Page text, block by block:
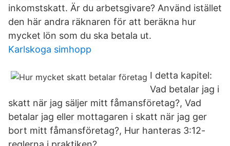
inkomstskatt. Är du arbetsgivare? Använd istället
den här andra räknaren för att beräkna hur
mycket lön som du ska betala ut.
Karlskoga simhopp
I detta kapitel:
Vad betalar jag i
skatt när jag säljer mitt fåmansföretag?, Vad
betalar jag eller mottagaren i skatt när jag ger
bort mitt fåmansföretag?, Hur hanteras 3:12-